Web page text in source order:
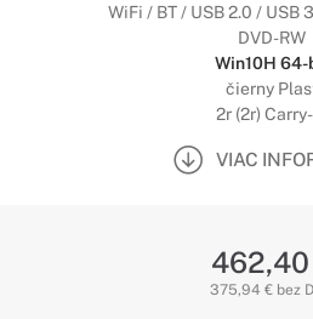
WiFi / BT / USB 2.0 / USB
DVD-RW
Win10H 64-
čierny
2r (2r)
VIAC
462,40
375,94 € bez